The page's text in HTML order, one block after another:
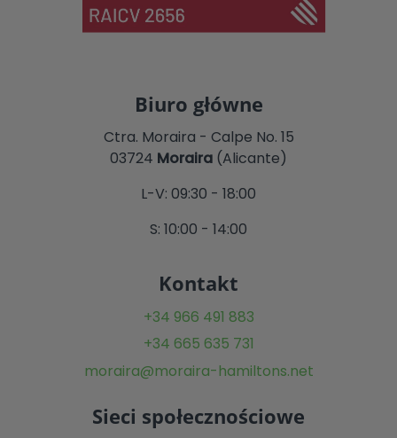
Biuro główne
Ctra. Moraira - Calpe No. 15
03724 Moraira (Alicante)
L-V: 09:30 - 18:00
S: 10:00 - 14:00
Kontakt
+34 966 491 883
+34 665 635 731
moraira@moraira-hamiltons.net
Sieci społecznościowe